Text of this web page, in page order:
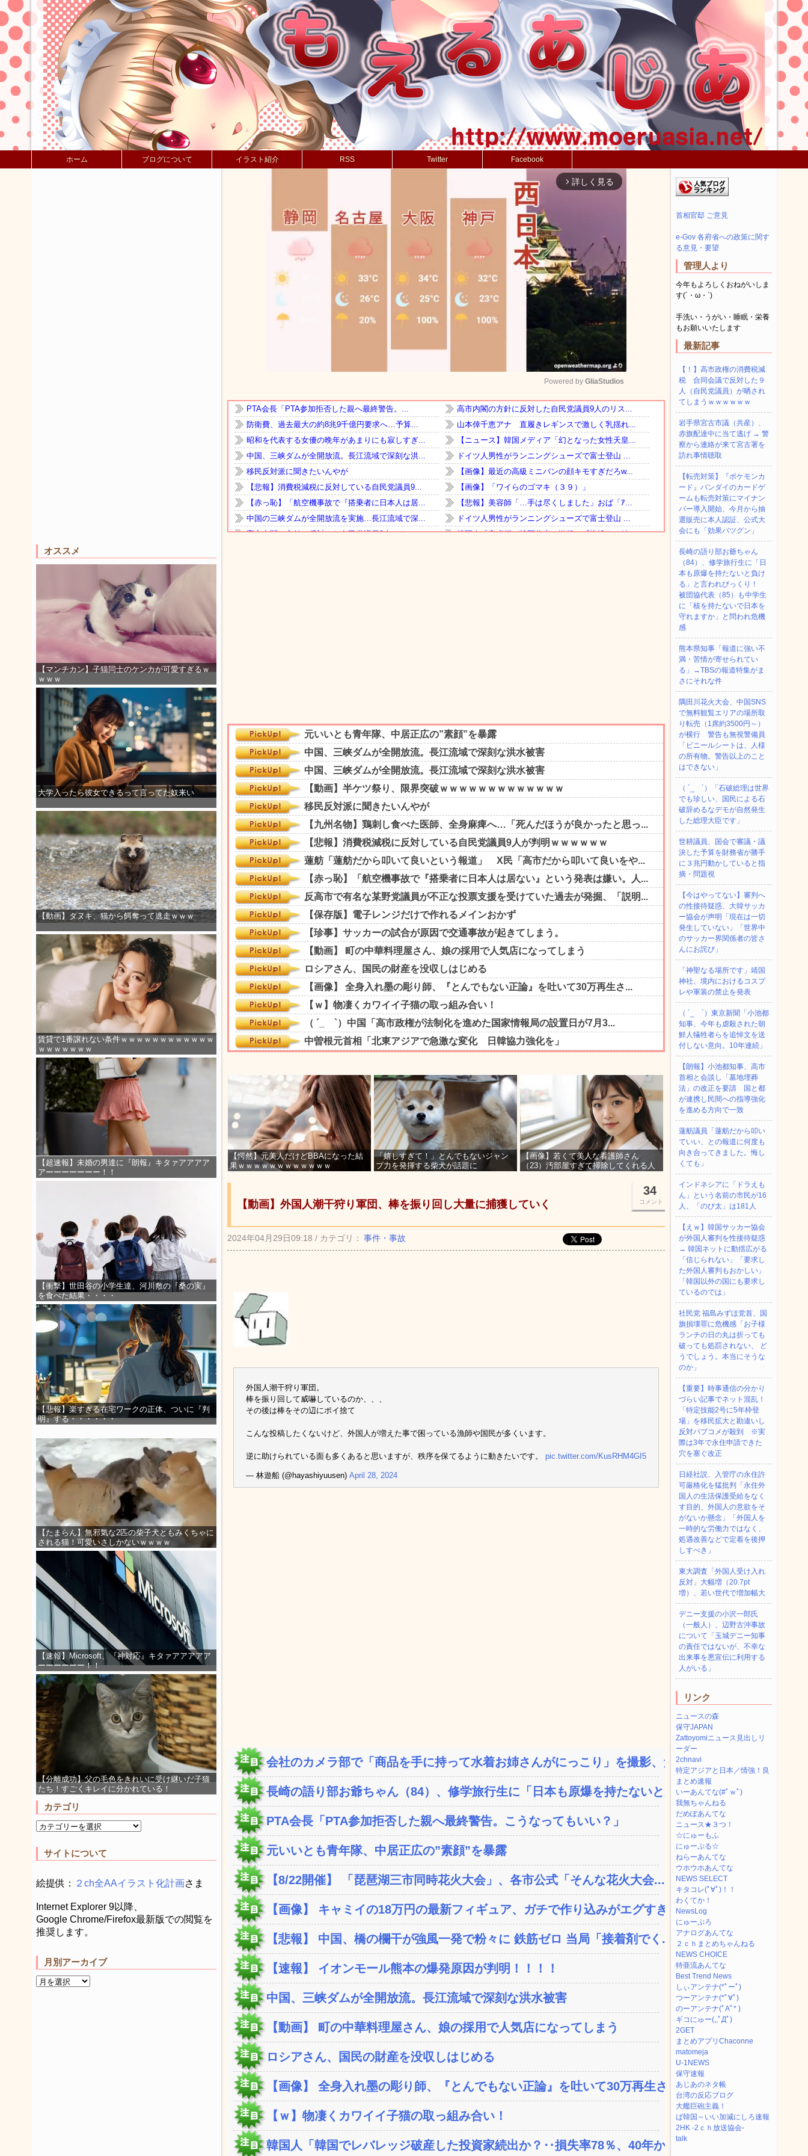
ホーム ブログについて イラスト紹介 RSS Twitter Facebook
オススメ
【マンチカン】子猫同士のケンカが可愛すぎるｗ
ｗｗｗ
大学入ったら彼女できるって言ってた奴来い
【動画】タヌキ、猫から餌奪って逃走ｗｗｗ
賃貸で1番譲れない条件ｗｗｗｗｗｗｗｗｗｗｗｗ
ｗｗｗｗｗｗｗ
【超速報】未婚の男達に『朗報』キタァアアアア
アーーーーーーー！！
【衝撃】世田谷の小学生達、河川敷の『桑の実』
を食べた結果・・・・
【悲報】楽すぎる在宅ワークの正体、ついに『判
明』する・・・・・・
【たまらん】無邪気な2匹の柴子犬ともみくちゃに
される猫！可愛いさしかないｗｗｗｗ
【速報】Microsoft、『神対応』キタァアアアアア
ーーーーーー！！
【分離成功】父の毛色をきれいに受け継いだ子猫
たち！すごくキレイに分かれている！
カテゴリ
サイトについて
絵提供： ２ch全AAイラスト化計画さま
Internet Explorer 9以降、
Google Chrome/Firefox最新版での閲覧を
推奨します。
月別アーカイブ
arrow_forward_ios 詳しく見る
Mute
Powered by GliaStudios
【愕然】元美人だけどBBAになった結
果ｗｗｗｗｗｗｗｗｗｗｗｗ
「嬉しすぎて！」とんでもないジャン
プ力を発揮する柴犬が話題に
【画像】若くて美人な看護師さん
（23）汚部屋すぎて掃除してくれる人
34
コメント
【動画】外国人潮干狩り軍団、棒を振り回し大量に捕獲していく
2024年04月29日09:18 / カテゴリ： 事件・事故
外国人潮干狩り軍団。
棒を振り回して威嚇しているのか、、、
その後は棒をその辺にポイ捨て
こんな投稿したくないけど、外国人が増えた事で困っている漁師や国民が多くいます。
逆に助けられている面も多くあると思いますが、秩序を保てるように動きたいです。 pic.twitter.com/KusRHM4GI5
— 林遊船 (@hayashiyuusen) April 28, 2024
会社のカメラ部で「商品を手に持って水着お姉さんがにっこり」を撮影、だが...
長崎の語り部お爺ちゃん（84）、修学旅行生に「日本も原爆を持たないと負...
PTA会長「PTA参加拒否した親へ最終警告。こうなってもいい？」
元いいとも青年隊、中居正広の”素顔”を暴露
【8/22開催】 「琵琶湖三市同時花火大会」、各市公式「そんな花火大会...
【画像】 キャミイの18万円の最新フィギュア、ガチで作り込みがエグすぎ...
【悲報】 中国、橋の欄干が強風一発で粉々に 鉄筋ゼロ 当局「接着剤でく...
【速報】 イオンモール熊本の爆発原因が判明！！！！
中国、三峡ダムが全開放流。長江流域で深刻な洪水被害
【動画】 町の中華料理屋さん、娘の採用で人気店になってしまう
ロシアさん、国民の財産を没収しはじめる
【画像】 全身入れ墨の彫り師、『とんでもない正論』を吐いて30万再生さ...
【ｗ】物凄くカワイイ子猫の取っ組み合い！
韓国人「韓国でレバレッジ破産した投資家続出か？‥損失率78％、40年か...
首相官邸 ご意見
e-Gov 各府省への政策に関す
る意見・要望
管理人より
今年もよろしくおねがいしま
す(´・ω・`)
手洗い・うがい・睡眠・栄養
もお願いいたします
最新記事
【！】高市政権の消費税減
税 合同会議で反対した９
人（自民党議員）が晒され
てしまうｗｗｗｗｗｗ
岩手県宮古市議（共産）、
赤旗配達中に当て逃げ → 警
察から連絡が来て宮古署を
訪れ事情聴取
【転売対策】『ポケモンカ
ード』バンダイのカードゲ
ームも転売対策にマイナン
バー導入開始、今月から抽
選販売に本人認証、公式大
会にも「効果バツグン」
長崎の語り部お爺ちゃん
（84）、修学旅行生に「日
本も原爆を持たないと負け
る」と言われびっくり！
被団協代表（85）も中学生
に「核を持たないで日本を
守れますか」と問われ危機
感
熊本県知事「報道に強い不
満・苦情が寄せられてい
る」→TBSの報道特集がま
さにそれな件
隅田川花火大会、中国SNS
で無料観覧エリアの場所取
り転売（1席約3500円～）
が横行 警告も無視警備員
「ビニールシートは、人様
の所有物。警告以上のこと
はできない」
（ ´_ゝ`）「石破総理は世界
でも珍しい、国民による石
破辞めるなデモが自然発生
した総理大臣です」
世耕議員、国会で審議・議
決した予算を財務省が勝手
に３兆円動かしていると指
摘・問題視
【今はやってない】審判へ
の性接待疑惑、大韓サッカ
ー協会が声明「現在は一切
発生していない」「世界中
のサッカー界関係者の皆さ
んにお詫び」
「神聖なる場所です」靖国
神社、境内におけるコスプ
レや軍装の禁止を発表
（ ´_ゝ`）東京新聞「小池都
知事、今年も虐殺された朝
鮮人犠牲者らを追悼文を送
付しない意向。10年連続」
【朗報】小池都知事、高市
首相と会談し「墓地埋葬
法」の改正を要請 国と都
が連携し民間への指導強化
を進める方向で一致
蓮舫議員「蓮舫だから叩い
ていい、との報道に何度も
向き合ってきました。悔し
くても」
インドネシアに「ドラえも
ん」という名前の市民が16
人、「のび太」は181人
【えｗ】韓国サッカー協会
が外国人審判を性接待疑惑
→ 韓国ネットに動揺広がる
「信じられない」「要求し
た外国人審判もおかしい」
「韓国以外の国にも要求し
ているのでは」
社民党 福島みずほ党首、国
旗損壊罪に危機感「お子様
ランチの日の丸は折っても
破っても処罰されない、 ど
うでしょう。本当にそうな
のか」
【重要】時事通信の分かり
づらい記事でネット混乱！
「特定技能2号に5年枠登
場」を移民拡大と勘違いし
反対パブコメが殺到 ※実
際は3年で永住申請できた
穴を塞ぐ改正
日経社説、入管庁の永住許
可厳格化を猛批判「永住外
国人の生活保護受給をなく
す目的、外国人の意欲をそ
がないか懸念」「外国人を
一時的な労働力ではなく、
処遇改善などで定着を後押
しすべき」
東大調査「外国人受け入れ
反対」大幅増（20.7pt
増）、若い世代で増加幅大
デニー支援の小沢一郎氏
（一般人）、辺野古沖事故
について「玉城デニー知事
の責任ではないが、不幸な
出来事を悪宣伝に利用する
人がいる」
リンク
ニュースの森
保守JAPAN
Zattoyomiニュース見出しリ
ーダー
2chnavi
特定アジアと日本／情強！良
まとめ速報
いーあんてな(#ﾟｗﾟ)
我無ちゃんねる
だめぽあんてな
ニュース★３つ！
☆にゅーもふ
にゅーぷる☆
ねらーあんてな
ウホウホあんてな
NEWS SELECT
キタコレ(ﾟ∀ﾟ)！！
わくてか！
NewsLog
にゅーぷろ
アナログあんてな
２ｃｈまとめちゃんねる
NEWS CHOICE
特亜流あんてな
Best Trend News
しぃアンテナ(*ﾟーﾟ)
つーアンテナ(*ﾟ∀ﾟ)
のーアンテナ(ﾟAﾟ* )
ギコにゅー(,,ﾟДﾟ)
2GET
まとめアプリChaconne
matomeja
U-1NEWS
保守速報
あじあのネタ帳
台湾の反応ブログ
大艦巨砲主義！
ば韓国～いい加減にしろ速報
2HK -2ｃｈ放送協会-
talk